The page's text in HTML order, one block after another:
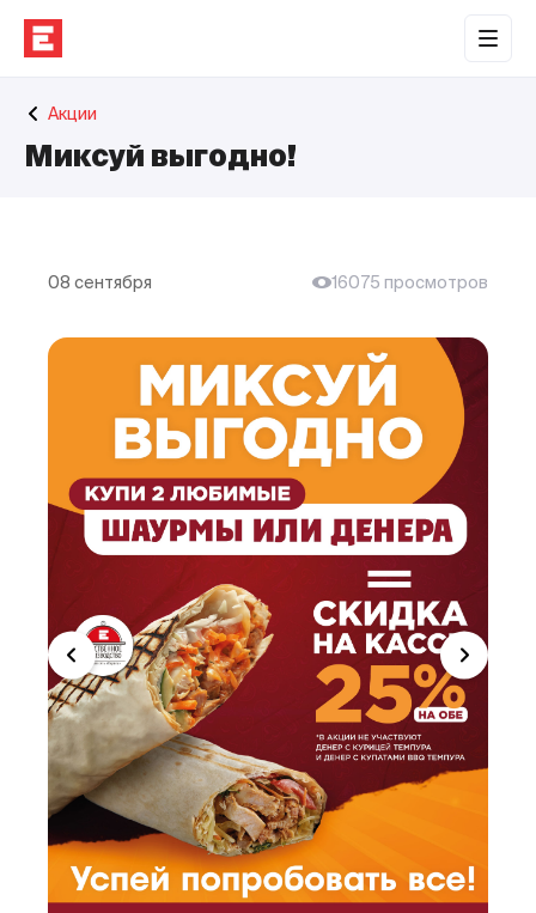
Торговые центры
Сотрудничество
Наши проекты
Акции
Миксуй выгодно!
08 сентября 16075 просмотров